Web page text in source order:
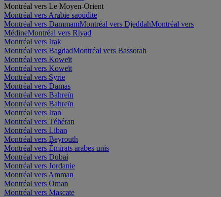
Montréal vers Le Moyen-Orient
Montréal vers Arabie saoudite
Montréal vers DammamMontréal vers DjeddahMontréal vers
MédineMontréal vers Riyad
Montréal vers Irak
Montréal vers BagdadMontréal vers Bassorah
Montréal vers Koweït
Montréal vers Koweït
Montréal vers Syrie
Montréal vers Damas
Montréal vers Bahreïn
Montréal vers Bahreïn
Montréal vers Iran
Montréal vers Téhéran
Montréal vers Liban
Montréal vers Beyrouth
Montréal vers Émirats arabes unis
Montréal vers Dubai
Montréal vers Jordanie
Montréal vers Amman
Montréal vers Oman
Montréal vers Mascate